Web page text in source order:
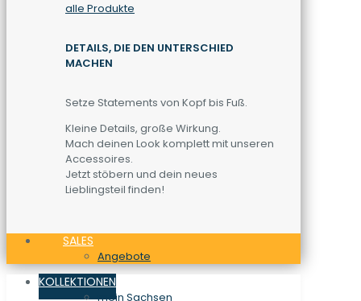
alle Produkte
DETAILS, DIE DEN UNTERSCHIED
MACHEN
Setze Statements von Kopf bis Fuß.
Kleine Details, große Wirkung.
Mach deinen Look komplett mit unseren
Accessoires.
Jetzt stöbern und dein neues
Lieblingsteil finden!
SALES
Angebote
KOLLEKTIONEN
mein Sachsen